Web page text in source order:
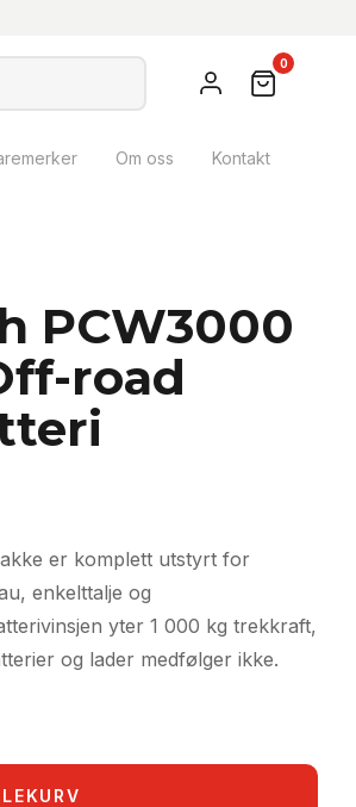
0
Om oss Kontakt
PCW3000
road
er komplett utstyrt for
enkelttalje og
yter 1 000 kg trekkraft,
og lader medfølger ikke.